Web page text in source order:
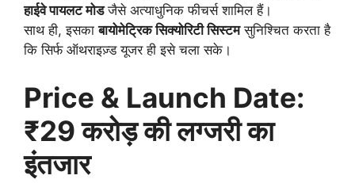
हाईवे पायलट मोडजैसे अत्याधुनिक फीचर्स शामिल हैं।
साथ ही, इसकाबायोमेट्रिक सिक्योरिटी सिस्टमसुनिश्चित करता है
कि सिर्फ ऑथराइज़्ड यूजर ही इसे चला सके।
Price & Launch Date:
₹29 करोड़ की लग्जरी का
इंतजार